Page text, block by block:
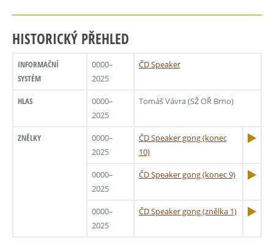
HISTORICKÝ PŘEHLED
INFORMAČNÍ
SYSTÉM
0000–
2025
ČD Speaker
HLAS
0000–
2025
Tomáš Vávra (SŽ OŘ Brno)
ZNĚLKY
0000–
2025
ČD Speaker gong (konec
10)
0000–
2025
ČD Speaker gong (konec 9)
0000–
2025
ČD Speaker gong (znělka 1)